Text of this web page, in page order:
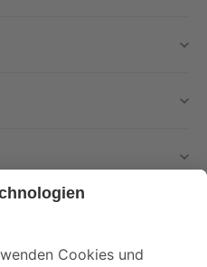
Aktionen mehr verpassen!